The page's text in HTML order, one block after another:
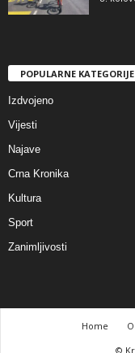
POPULARNE KATEGORIJE
Izdvojeno
Vijesti
Najave
Crna Kronika
Kultura
Sport
Zanimljivosti
Home
©